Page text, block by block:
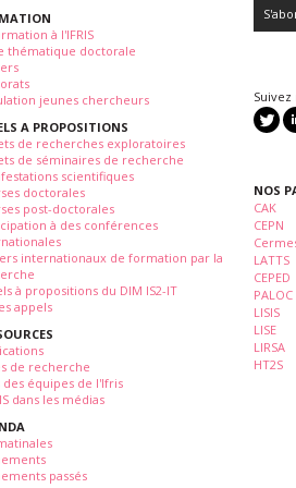
à l'IFRIS
thématique doctorale
jeunes chercheurs
A PROPOSITIONS
de recherches exploratoires
de séminaires de recherche
scientifiques
doctorales
post-doctorales
à des conférences
internationaux de formation par la
à propositions du DIM IS2-IT
appels
de recherche
des équipes de l'Ifris
dans les médias
passés
Suivez
NOS
CAK
CEPN
LATTS
CEPED
PALOC
LISIS
LISE
LIRSA
HT2S